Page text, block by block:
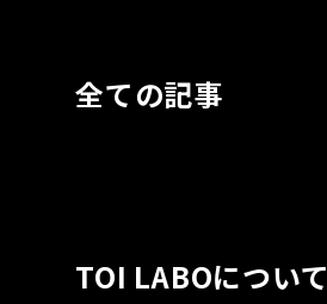
全ての記事
TOI LABOについて